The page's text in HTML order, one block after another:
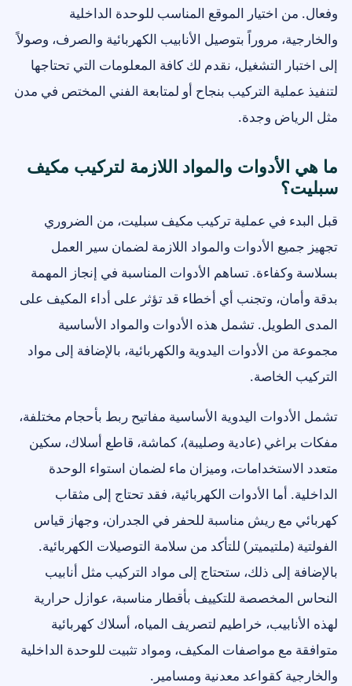
وفعال. من اختيار الموقع المناسب للوحدة الداخلية
والخارجية، مروراً بتوصيل الأنابيب الكهربائية والصرف، وصولاً
إلى اختبار التشغيل، نقدم لك كافة المعلومات التي تحتاجها
لتنفيذ عملية التركيب بنجاح أو لمتابعة الفني المختص في مدن
مثل الرياض وجدة.
ما هي الأدوات والمواد اللازمة لتركيب مكيف
سبليت؟
قبل البدء في عملية تركيب مكيف سبليت، من الضروري
تجهيز جميع الأدوات والمواد اللازمة لضمان سير العمل
بسلاسة وكفاءة. تساهم الأدوات المناسبة في إنجاز المهمة
بدقة وأمان، وتجنب أي أخطاء قد تؤثر على أداء المكيف على
المدى الطويل. تشمل هذه الأدوات والمواد الأساسية
مجموعة من الأدوات اليدوية والكهربائية، بالإضافة إلى مواد
التركيب الخاصة.
تشمل الأدوات اليدوية الأساسية مفاتيح ربط بأحجام مختلفة،
مفكات براغي (عادية وصليبة)، كماشة، قاطع أسلاك، سكين
متعدد الاستخدامات، وميزان ماء لضمان استواء الوحدة
الداخلية. أما الأدوات الكهربائية، فقد تحتاج إلى مثقاب
كهربائي مع ريش مناسبة للحفر في الجدران، وجهاز قياس
الفولتية (ملتيميتر) للتأكد من سلامة التوصيلات الكهربائية.
بالإضافة إلى ذلك، ستحتاج إلى مواد التركيب مثل أنابيب
النحاس المخصصة للتكييف بأقطار مناسبة، عوازل حرارية
لهذه الأنابيب، خراطيم لتصريف المياه، أسلاك كهربائية
متوافقة مع مواصفات المكيف، ومواد تثبيت للوحدة الداخلية
والخارجية كقواعد معدنية ومسامير.